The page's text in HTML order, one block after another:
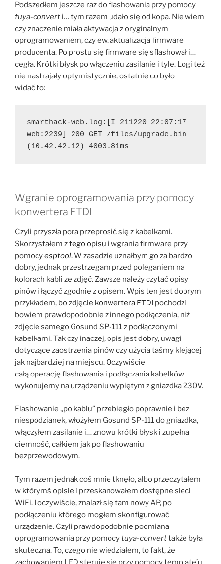
Podszedłem jeszcze raz do flashowania przy pomocy
tuya-convert i… tym razem udało się od kopa. Nie wiem
czy znaczenie miała aktywacja z oryginalnym
oprogramowaniem, czy ew. aktualizacja firmware
producenta. Po prostu się firmware się sflashował i…
cegła. Krótki błysk po włączeniu zasilanie i tyle. Logi też
nie nastrajały optymistycznie, ostatnie co było
widać to:
smarthack-web.log:[I 211220 22:07:17
web:2239] 200 GET /files/upgrade.bin
(10.42.42.12) 4003.81ms
Wgranie oprogramowania przy pomocy
konwertera FTDI
Czyli przyszła pora przeprosić się z kabelkami.
Skorzystałem ztego opisu i wgrania firmware przy
pomocyesptool. W zasadzie uznałbym go za bardzo
dobry, jednak przestrzegam przed poleganiem na
kolorach kabli ze zdjęć. Zawsze należy czytać opisy
pinów i łączyć zgodnie z opisem. Wpis ten jest dobrym
przykładem, bo zdjęcie konwertera FTDI pochodzi
bowiem prawdopodobnie z innego podłączenia, niż
zdjęcie samego Gosund SP-111 z podłączonymi
kabelkami. Tak czy inaczej, opis jest dobry, uwagi
dotyczące zaostrzenia pinów czy użycia taśmy klejącej
jak najbardziej na miejscu. Oczywiście
całą operację flashowania i podłączania kabelków
wykonujemy na urządzeniu wypiętym z gniazdka 230V.
Flashowanie „po kablu” przebiegło poprawnie i bez
niespodzianek, włożyłem Gosund SP-111 do gniazdka,
włączyłem zasilanie i… znowu krótki błysk i zupełna
ciemność, całkiem jak po flashowaniu
bezprzewodowym.
Tym razem jednak coś mnie tknęło, albo przeczytałem
w którymś opisie i przeskanowałem dostępne sieci
WiFi. I oczywiście, znalazł się tam nowy AP, po
podłączeniu którego mogłem skonfigurować
urządzenie. Czyli prawdopodobnie podmiana
oprogramowania przy pomocytuya-converttakże była
skuteczna. To, czego nie wiedziałem, to fakt, że
zachowaniem LED steruje się przy pomocy template’u,